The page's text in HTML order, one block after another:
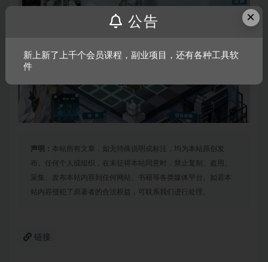
声明： 本站所有文章，如无特殊说明或标注，均为本站原创发
布。任何个人或组织，在未征得本站同意时，禁止复制、盗用、
采集、发布本站内容到任何网站、书籍等各类媒体平台。如若本
站内容侵犯了原著者的合法权益，可联系我们进行处理。
链接
×
公告
新上新了上千个会员课程，副业项目，还有各种工具软
件